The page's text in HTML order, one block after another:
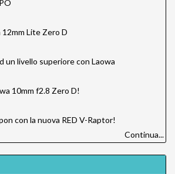
Lite Zero D
un livello superiore con Laowa
10mm f2.8 Zero D!
con la nuova RED V-Raptor!
Continua...